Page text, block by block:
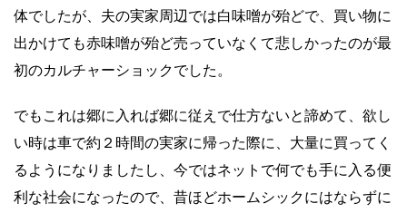
体でしたが、夫の実家周辺では白味噌が殆どで、買い物に
出かけても赤味噌が殆ど売っていなくて悲しかったのが最
初のカルチャーショックでした。
でもこれは郷に入れば郷に従えで仕方ないと諦めて、欲し
い時は車で約２時間の実家に帰った際に、大量に買ってく
るようになりましたし、今ではネットで何でも手に入る便
利な社会になったので、昔ほどホームシックにはならずに